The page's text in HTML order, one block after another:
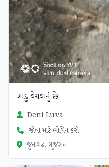
ગાડુ વેચવાનું છે
Deni Luva
જોવા માટે લોગિન કરો
જુનાગઢ, ગુજરાત